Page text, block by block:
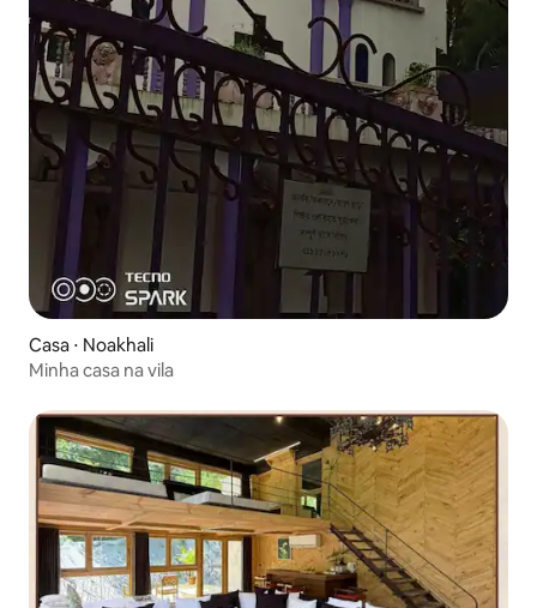
Casa ⋅ Noakhali
Minha casa na vila